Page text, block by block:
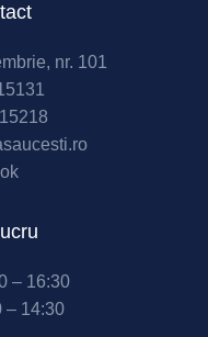
nr. 101
– 16:30
– 14:30